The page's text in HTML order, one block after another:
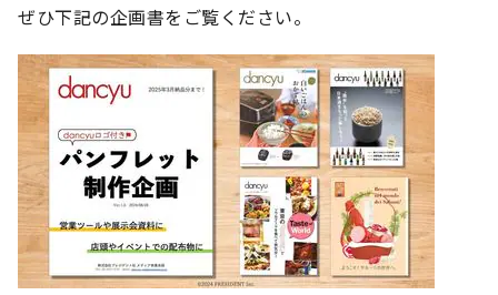
ぜひ下記の企画書をご覧ください。